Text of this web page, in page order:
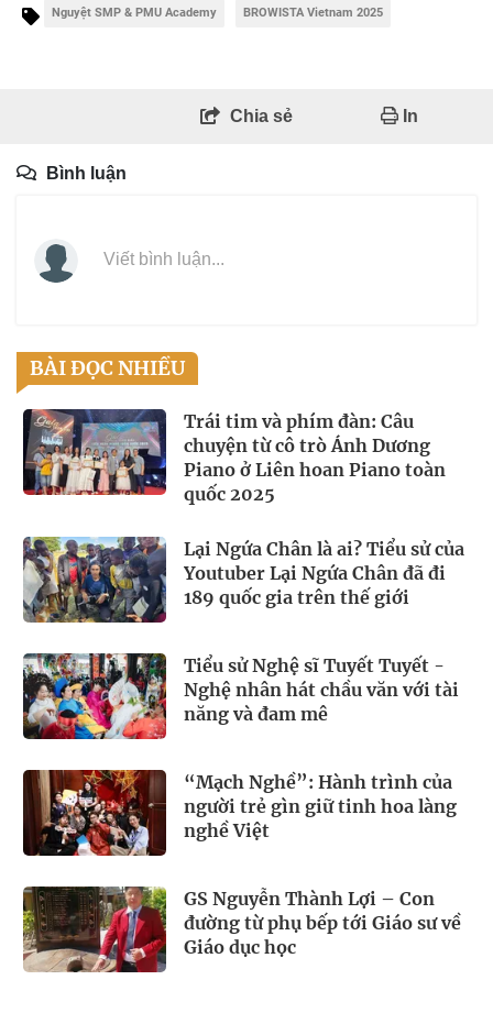
Nguyệt SMP & PMU Academy BROWISTA Vietnam 2025
Chia sẻ In
Bình luận
Viết bình luận...
BÀI ĐỌC NHIỀU
Trái tim và phím đàn: Câu
chuyện từ cô trò Ánh Dương
Piano ở Liên hoan Piano toàn
quốc 2025
Lại Ngứa Chân là ai? Tiểu sử của
Youtuber Lại Ngứa Chân đã đi
189 quốc gia trên thế giới
Tiểu sử Nghệ sĩ Tuyết Tuyết -
Nghệ nhân hát chầu văn với tài
năng và đam mê
“Mạch Nghề”: Hành trình của
người trẻ gìn giữ tinh hoa làng
nghề Việt
GS Nguyễn Thành Lợi – Con
đường từ phụ bếp tới Giáo sư về
Giáo dục học